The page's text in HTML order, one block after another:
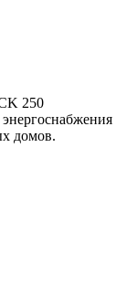
250
домов.